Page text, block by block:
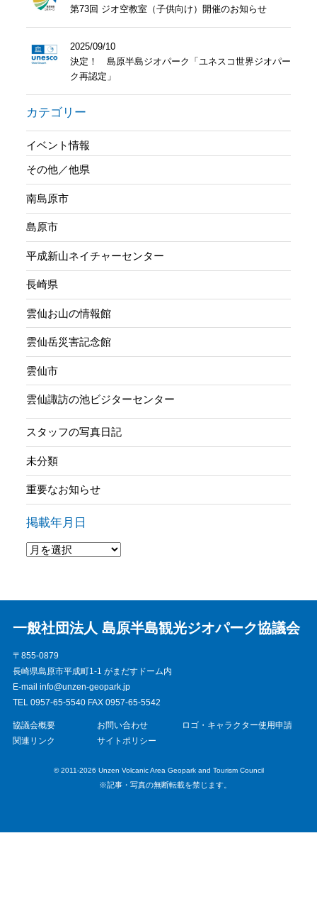
第73回 ジオ空教室（子供向け）開催のお知らせ
2025/09/10
決定！ 島原半島ジオパーク「ユネスコ世界ジオパー
ク再認定」
カテゴリー
イベント情報
その他／他県
南島原市
島原市
平成新山ネイチャーセンター
長崎県
雲仙お山の情報館
雲仙岳災害記念館
雲仙市
雲仙諏訪の池ビジターセンター
スタッフの写真日記
未分類
重要なお知らせ
掲載年月日
協議会概要 お問い合わせ
ロゴ・キャラクター使用申請
関連リンク
サイトポリシー
© 2011-2026 Unzen Volcanic Area Geopark and Tourism Council
※記事・写真の無断転載を禁じます。
一般社団法人 島原半島観光ジオパーク協議会
〒855-0879
長崎県島原市平成町1-1 がまだすドーム内
E-mail info@unzen-geopark.jp
TEL 0957-65-5540 FAX 0957-65-5542